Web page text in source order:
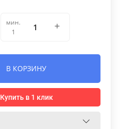
мин.
1
В КОРЗИНУ
Купить в 1 клик